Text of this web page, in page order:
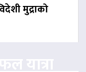
मुद्राको